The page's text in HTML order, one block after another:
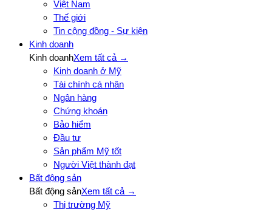
Việt Nam
Thế giới
Tin cộng đồng - Sự kiện
Kinh doanh
Kinh doanhXem tất cả →
Kinh doanh ở Mỹ
Tài chính cá nhân
Ngân hàng
Chứng khoán
Bảo hiểm
Đầu tư
Sản phẩm Mỹ tốt
Người Việt thành đạt
Bất động sản
Bất động sảnXem tất cả →
Thị trường Mỹ